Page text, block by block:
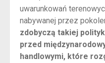
uwarunkowań
nabywanej przez
zdobyczą takiej
przed
handlowymi, które